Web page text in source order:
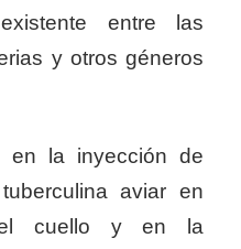
entre las
y otros géneros
en la inyección de
aviar en
cuello y en la